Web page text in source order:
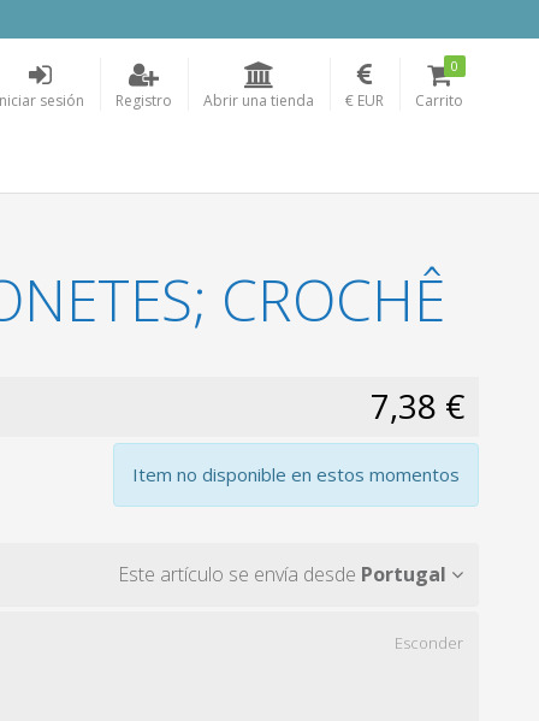
sesión Registro Abrir una tienda € EUR Carrito
0
CROCHÊ
7,38 €
Item no disponible en estos momentos
Este artículo se envía desde Portugal
Esconder